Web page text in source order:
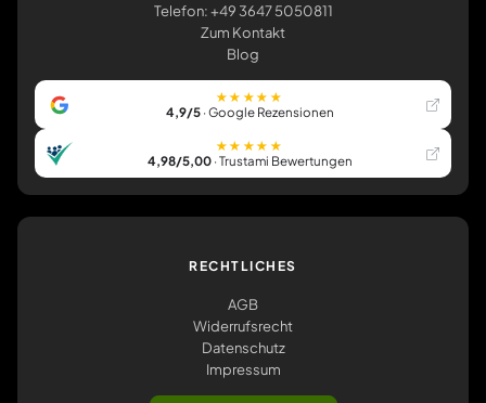
Telefon: +49 3647 5050811
Zum Kontakt
Blog
★★★★★
4,9/5· Google Rezensionen
★★★★★
4,98/5,00· Trustami Bewertungen
RECHTLICHES
AGB
Widerrufsrecht
Datenschutz
Impressum